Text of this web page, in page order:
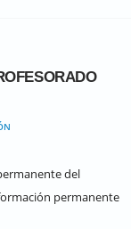
del
permanente